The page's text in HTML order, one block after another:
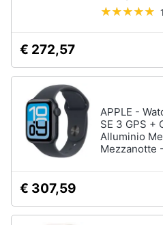
€ 272,57
APPLE -
SE 3 GPS +
Alluminio
Mezzanotte
€ 307,59